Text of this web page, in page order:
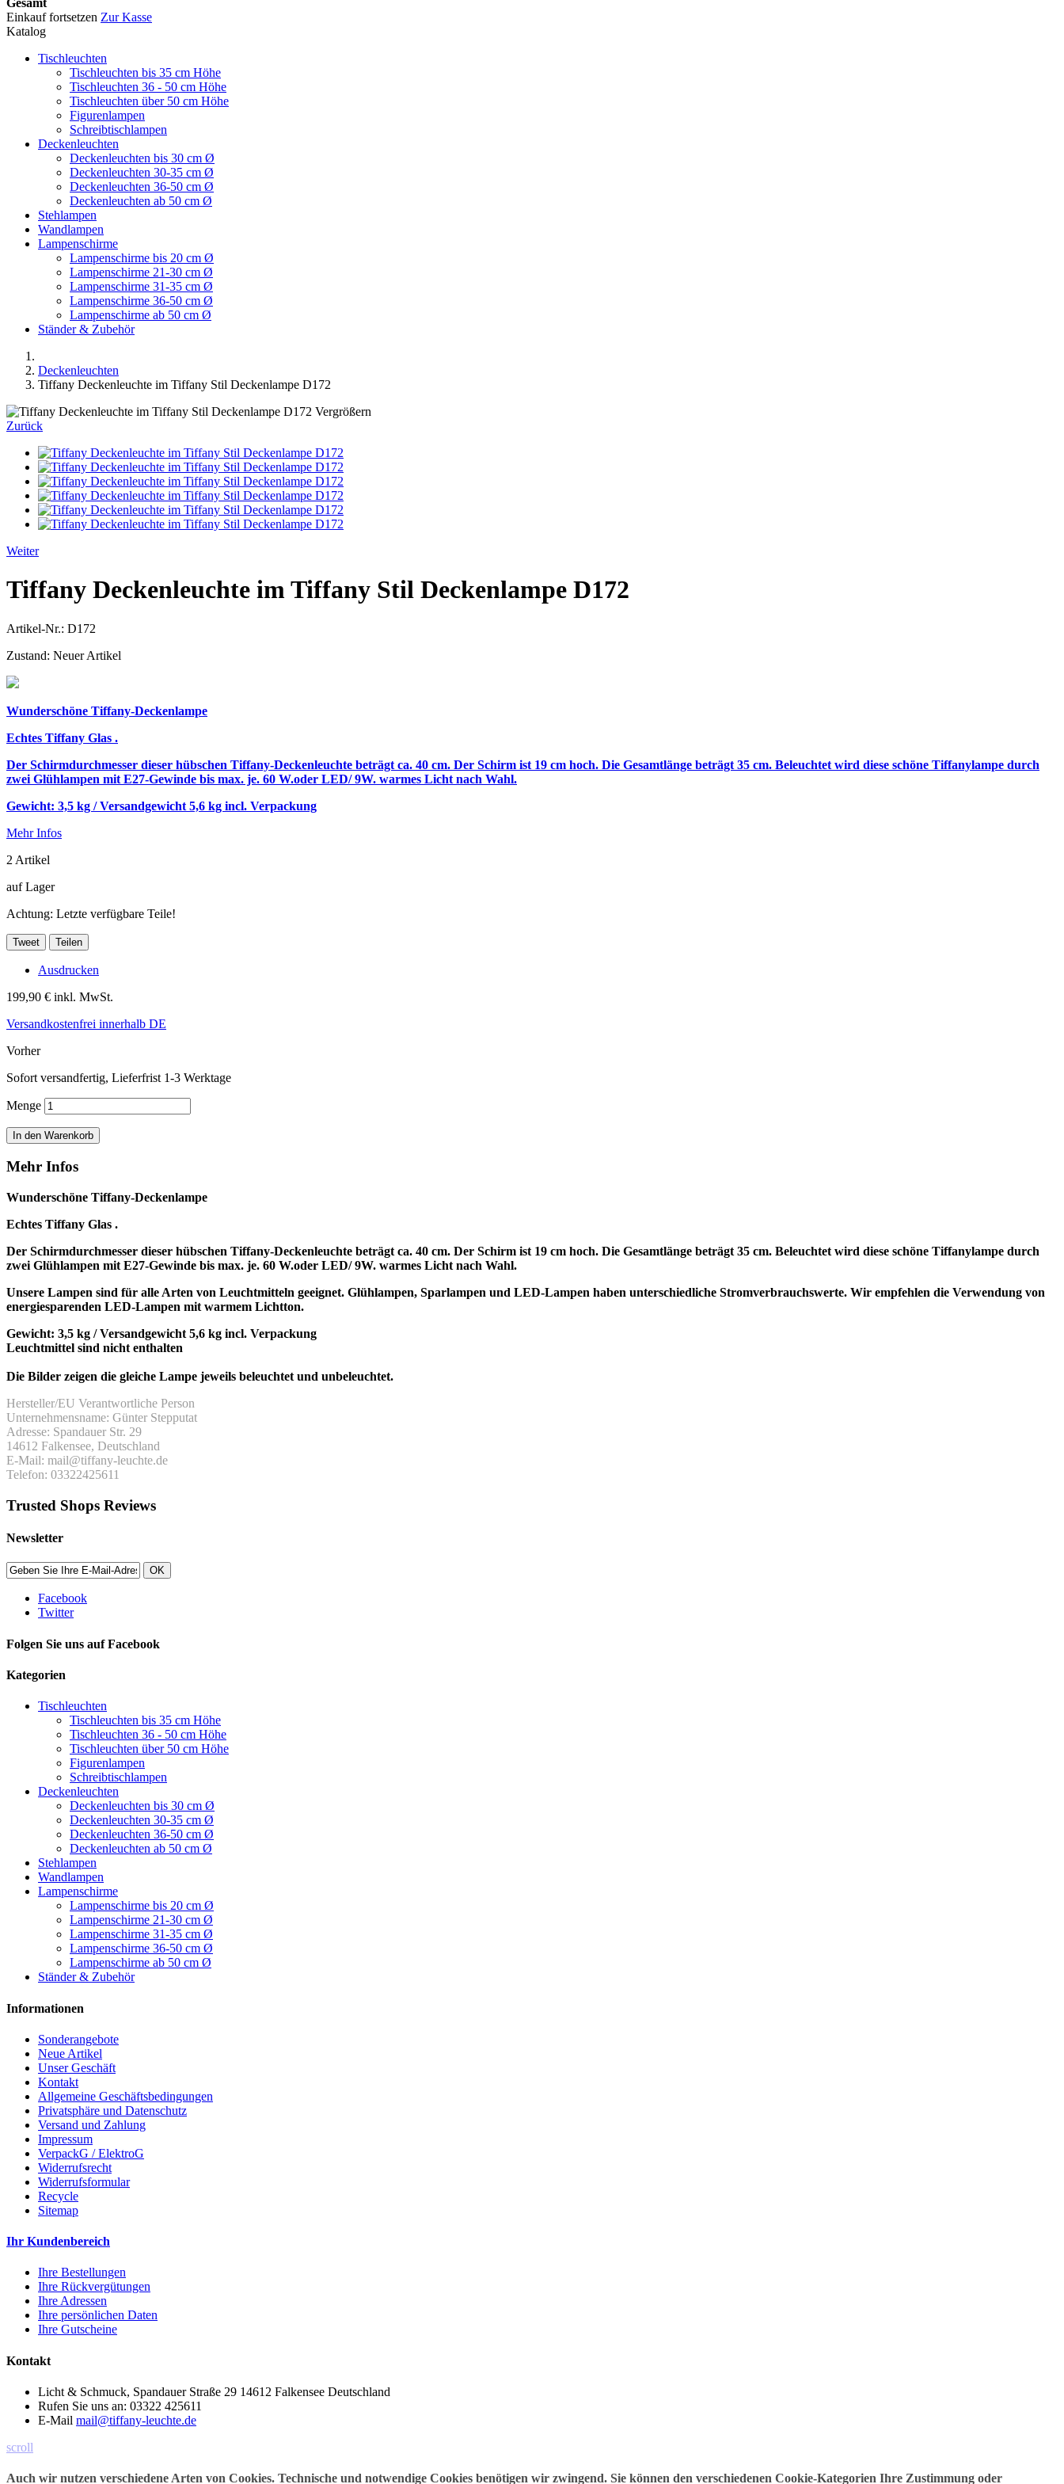
Einkauf fortsetzen Zur Kasse
Katalog
Tischleuchten
Tischleuchten bis 35 cm Höhe
Tischleuchten 36 - 50 cm Höhe
Tischleuchten über 50 cm Höhe
Figurenlampen
Schreibtischlampen
Deckenleuchten
Deckenleuchten bis 30 cm Ø
Deckenleuchten 30-35 cm Ø
Deckenleuchten 36-50 cm Ø
Deckenleuchten ab 50 cm Ø
Stehlampen
Wandlampen
Lampenschirme
Lampenschirme bis 20 cm Ø
Lampenschirme 21-30 cm Ø
Lampenschirme 31-35 cm Ø
Lampenschirme 36-50 cm Ø
Lampenschirme ab 50 cm Ø
Ständer & Zubehör
Deckenleuchten
Tiffany Deckenleuchte im Tiffany Stil Deckenlampe D172
Vergrößern
Zurück
Weiter
Tiffany Deckenleuchte im Tiffany Stil Deckenlampe D172
Artikel-Nr.: D172
Zustand: Neuer Artikel
Wunderschöne Tiffany-Deckenlampe
Echtes Tiffany Glas .
Der Schirmdurchmesser dieser hübschen Tiffany-Deckenleuchte beträgt ca. 40 cm. Der Schirm ist 19 cm hoch. Die Gesamtlänge beträgt 35 cm. Beleuchtet wird diese schöne Tiffanylampe durch
zwei Glühlampen mit E27-Gewinde bis max. je. 60 W.oder LED/ 9W. warmes Licht nach Wahl.
Gewicht: 3,5 kg / Versandgewicht 5,6 kg incl. Verpackung
Mehr Infos
2 Artikel
auf Lager
Achtung: Letzte verfügbare Teile!
Tweet Teilen
Ausdrucken
199,90 € inkl. MwSt.
Versandkostenfrei innerhalb DE
Vorher
Sofort versandfertig, Lieferfrist 1-3 Werktage
Menge
In den Warenkorb
Mehr Infos
Wunderschöne Tiffany-Deckenlampe
Echtes Tiffany Glas .
Der Schirmdurchmesser dieser hübschen Tiffany-Deckenleuchte beträgt ca. 40 cm. Der Schirm ist 19 cm hoch. Die Gesamtlänge beträgt 35 cm. Beleuchtet wird diese schöne Tiffanylampe durch
zwei Glühlampen mit E27-Gewinde bis max. je. 60 W.oder LED/ 9W. warmes Licht nach Wahl.
Unsere Lampen sind für alle Arten von Leuchtmitteln geeignet. Glühlampen, Sparlampen und LED-Lampen haben unterschiedliche Stromverbrauchswerte. Wir empfehlen die Verwendung von
energiesparenden LED-Lampen mit warmem Lichtton.
Gewicht: 3,5 kg / Versandgewicht 5,6 kg incl. Verpackung
Leuchtmittel sind nicht enthalten
Die Bilder zeigen die gleiche Lampe jeweils beleuchtet und unbeleuchtet.
Hersteller/EU Verantwortliche Person
Unternehmensname: Günter Stepputat
Adresse: Spandauer Str. 29
14612 Falkensee, Deutschland
E-Mail: mail@tiffany-leuchte.de
Telefon: 03322425611
Trusted Shops Reviews
Newsletter
OK
Facebook
Twitter
Folgen Sie uns auf Facebook
Kategorien
Tischleuchten
Tischleuchten bis 35 cm Höhe
Tischleuchten 36 - 50 cm Höhe
Tischleuchten über 50 cm Höhe
Figurenlampen
Schreibtischlampen
Deckenleuchten
Deckenleuchten bis 30 cm Ø
Deckenleuchten 30-35 cm Ø
Deckenleuchten 36-50 cm Ø
Deckenleuchten ab 50 cm Ø
Stehlampen
Wandlampen
Lampenschirme
Lampenschirme bis 20 cm Ø
Lampenschirme 21-30 cm Ø
Lampenschirme 31-35 cm Ø
Lampenschirme 36-50 cm Ø
Lampenschirme ab 50 cm Ø
Ständer & Zubehör
Informationen
Sonderangebote
Neue Artikel
Unser Geschäft
Kontakt
Allgemeine Geschäftsbedingungen
Privatsphäre und Datenschutz
Versand und Zahlung
Impressum
VerpackG / ElektroG
Widerrufsrecht
Widerrufsformular
Recycle
Sitemap
Ihr Kundenbereich
Ihre Bestellungen
Ihre Rückvergütungen
Ihre Adressen
Ihre persönlichen Daten
Ihre Gutscheine
Kontakt
Licht & Schmuck, Spandauer Straße 29 14612 Falkensee Deutschland
Rufen Sie uns an: 03322 425611
E-Mail mail@tiffany-leuchte.de
scroll
Auch wir nutzen verschiedene Arten von Cookies. Technische und notwendige Cookies benötigen wir zwingend. Sie können den verschiedenen Cookie-Kategorien Ihre Zustimmung oder